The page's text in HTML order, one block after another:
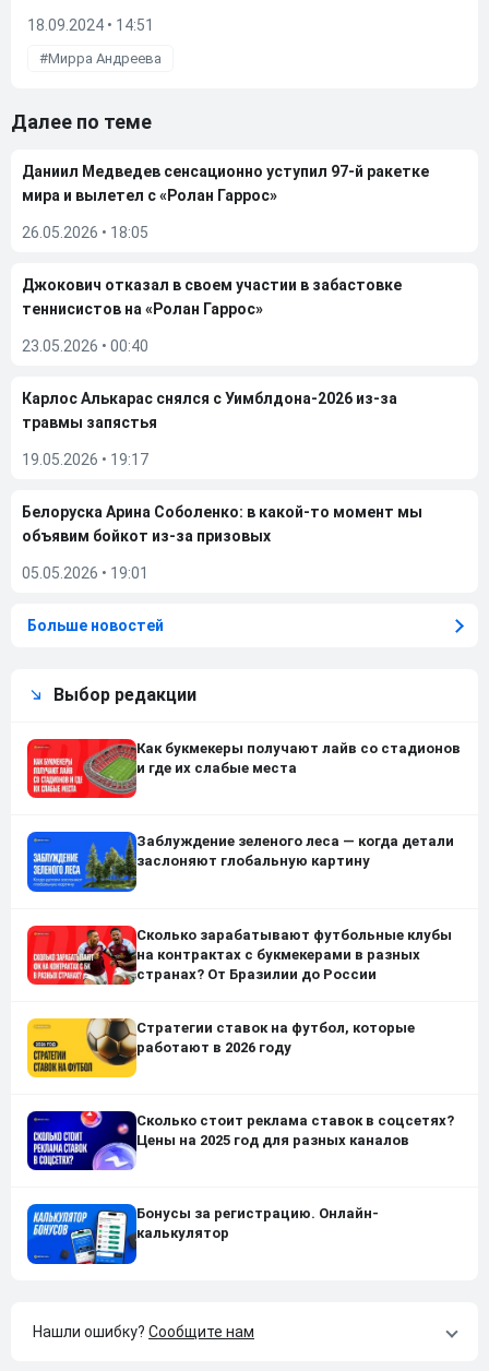
18.09.2024 • 14:51
Мирра Андреева
Далее по теме
Даниил Медведев сенсационно уступил 97-й ракетке
мира и вылетел с «Ролан Гаррос»
26.05.2026 • 18:05
Джокович отказал в своем участии в забастовке
теннисистов на «Ролан Гаррос»
23.05.2026 • 00:40
Карлос Алькарас снялся с Уимблдона-2026 из-за
травмы запястья
19.05.2026 • 19:17
Белоруска Арина Соболенко: в какой-то момент мы
объявим бойкот из-за призовых
05.05.2026 • 19:01
Больше новостей
Выбор редакции
Как букмекеры получают лайв со стадионов
и где их слабые места
Заблуждение зеленого леса — когда детали
заслоняют глобальную картину
Сколько зарабатывают футбольные клубы
на контрактах с букмекерами в разных
странах? От Бразилии до России
Стратегии ставок на футбол, которые
работают в 2026 году
Сколько стоит реклама ставок в соцсетях?
Цены на 2025 год для разных каналов
Бонусы за регистрацию. Онлайн-
калькулятор
Нашли ошибку? Сообщите нам